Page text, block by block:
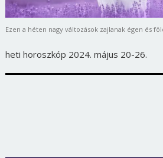
Ezen a héten nagy változások zajlanak égen és
heti horoszkóp 2024. május 20-26.